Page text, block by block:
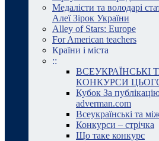
Медалісти та володарі
Алеї Зірок України
Alley of Stars: Europe
For American teachers
Країни і міста
::
ВСЕУКРАЇНСЬКІ
КОНКУРСИ
Кубок За публікацію
adverman.com
Всеукраїнські та
Конкурси – стрічка
Що таке конкурс